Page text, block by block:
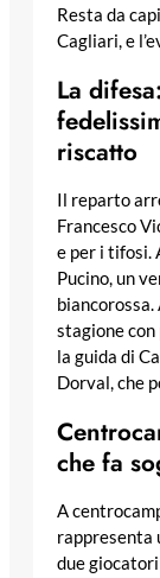
Resta da
Cagliari, e
La
riscatto
Il reparto
Francesco
e per i tifosi.
Pucino, un
biancorossa.
stagione
la guida di
Dorval, che
che fa
A
rappresenta
due